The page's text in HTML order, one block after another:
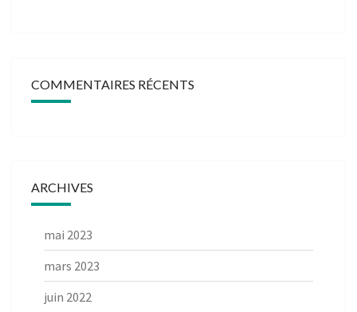
COMMENTAIRES RÉCENTS
ARCHIVES
mai 2023
mars 2023
juin 2022